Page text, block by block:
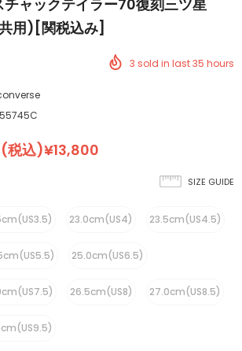
ャックテイラー70復刻三ツ星
用)[関税込み]
3 sold in last35 hours
(税込)¥13,800
SIZE GUIDE
23.0cm(US4) 23.5cm(US4.5)
25.0cm(US6.5)
26.5cm(US8) 27.0cm(US8.5)